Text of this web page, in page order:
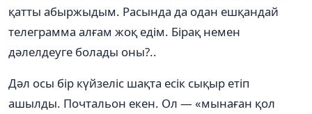
қатты абыржыдым. Расында да одан ешқандай
телеграмма алғам жоқ едім. Бірақ немен
дәлелдеуге болады оны?..
Дәл осы бір күйзеліс шақта есік сықыр етіп
ашылды. Почтальон екен. Ол — «мынаған қол